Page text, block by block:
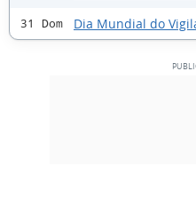
31 Dom Dia Mundial do